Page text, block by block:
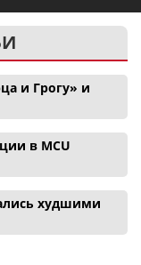
и Грогу» и
в MCU
худшими